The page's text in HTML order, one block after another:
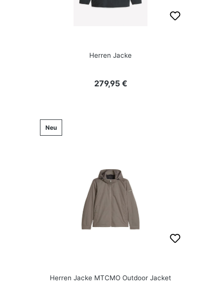
Herren Jacke
Regulärer Preis:
279,95 €
Neu
Herren Jacke MTCMO Outdoor Jacket